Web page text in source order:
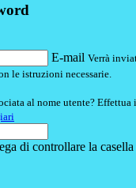
E-mail Verrà
le istruzioni necessarie.
al nome utente? Effettua
di controllare la